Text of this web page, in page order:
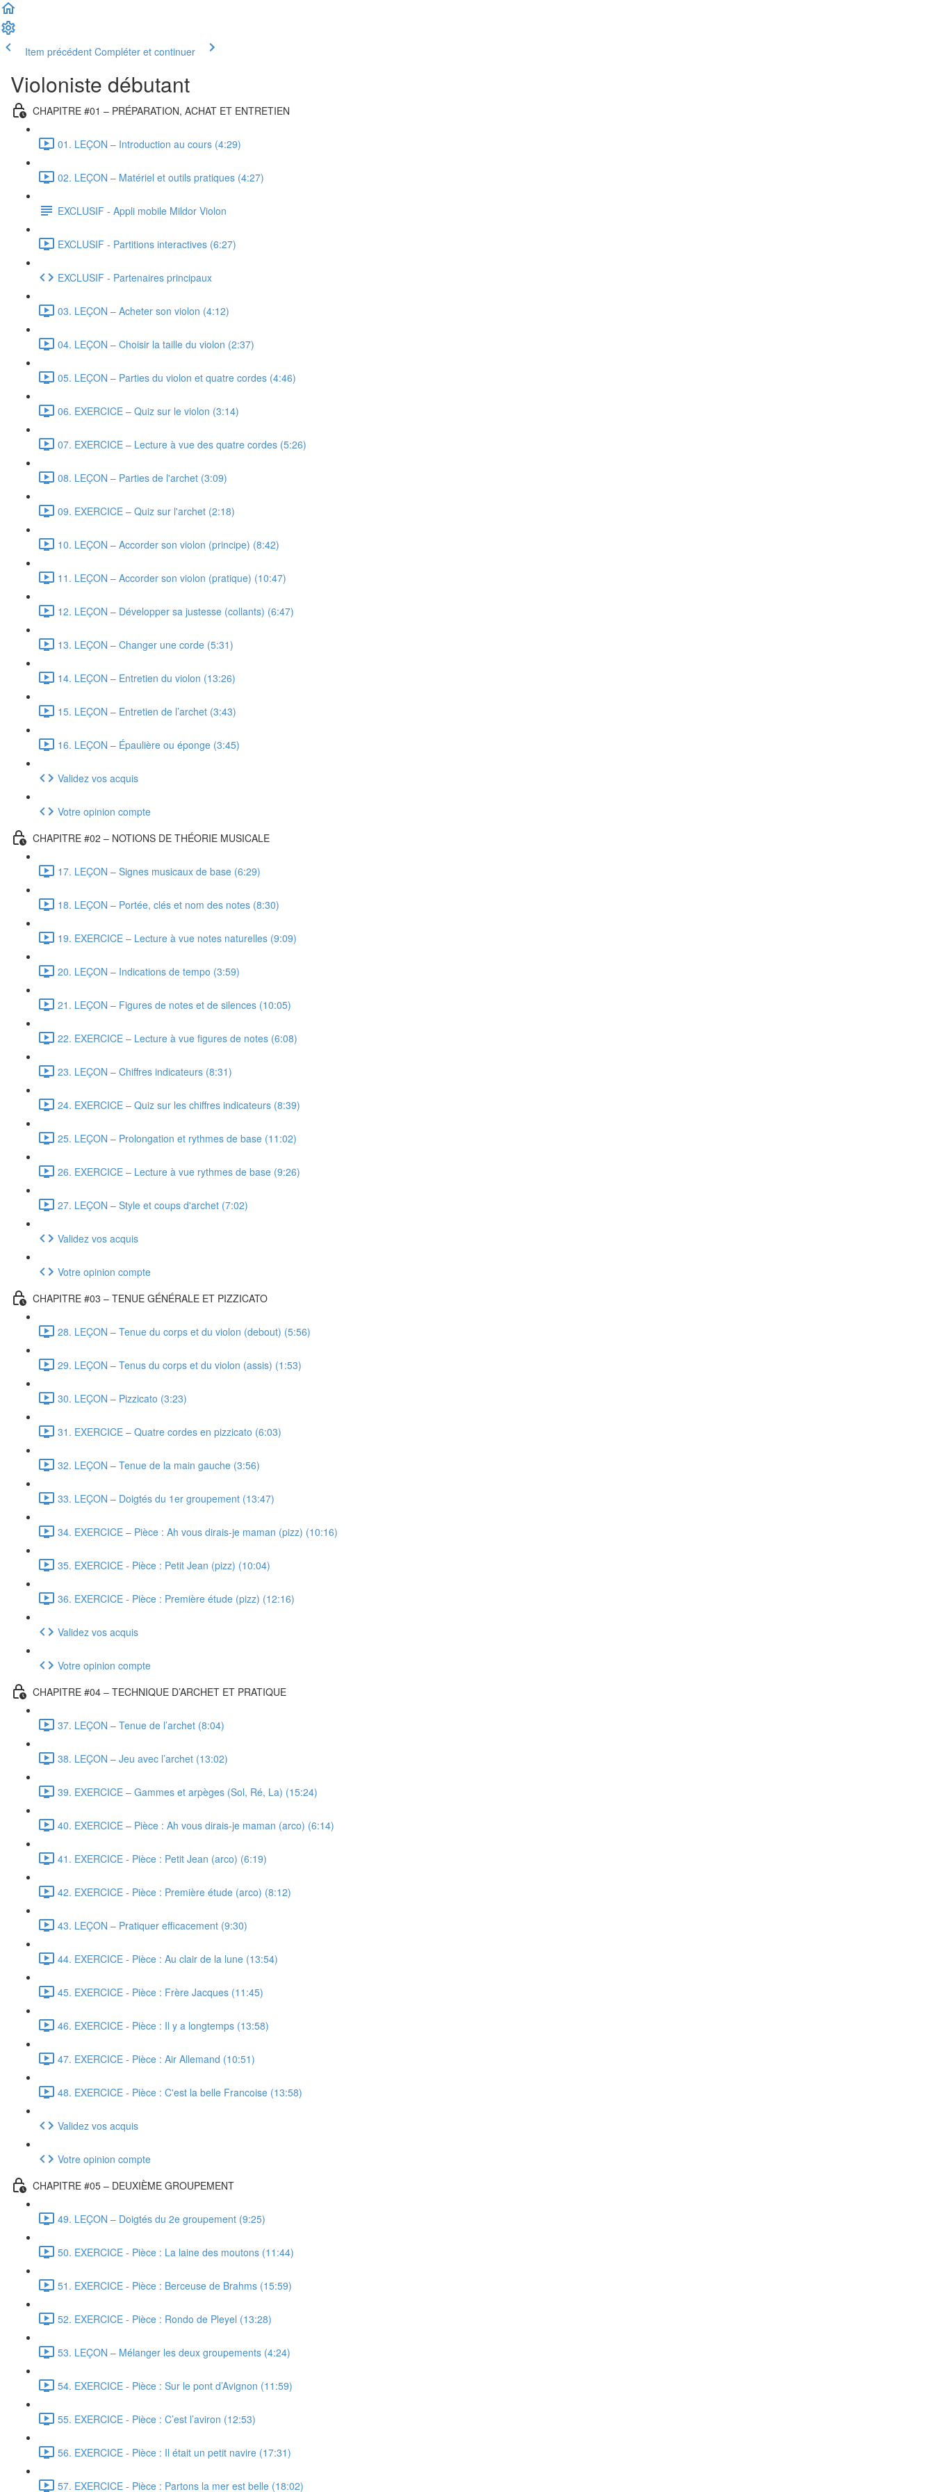
Item précédent Compléter et continuer
Violoniste débutant
CHAPITRE #01 – PRÉPARATION, ACHAT ET ENTRETIEN
01. LEÇON – Introduction au cours (4:29)
02. LEÇON – Matériel et outils pratiques (4:27)
EXCLUSIF - Appli mobile Mildor Violon
EXCLUSIF - Partitions interactives (6:27)
EXCLUSIF - Partenaires principaux
03. LEÇON – Acheter son violon (4:12)
04. LEÇON – Choisir la taille du violon (2:37)
05. LEÇON – Parties du violon et quatre cordes (4:46)
06. EXERCICE – Quiz sur le violon (3:14)
07. EXERCICE – Lecture à vue des quatre cordes (5:26)
08. LEÇON – Parties de l'archet (3:09)
09. EXERCICE – Quiz sur l'archet (2:18)
10. LEÇON – Accorder son violon (principe) (8:42)
11. LEÇON – Accorder son violon (pratique) (10:47)
12. LEÇON – Développer sa justesse (collants) (6:47)
13. LEÇON – Changer une corde (5:31)
14. LEÇON – Entretien du violon (13:26)
15. LEÇON – Entretien de l’archet (3:43)
16. LEÇON – Épaulière ou éponge (3:45)
Validez vos acquis
Votre opinion compte
CHAPITRE #02 – NOTIONS DE THÉORIE MUSICALE
17. LEÇON – Signes musicaux de base (6:29)
18. LEÇON – Portée, clés et nom des notes (8:30)
19. EXERCICE – Lecture à vue notes naturelles (9:09)
20. LEÇON – Indications de tempo (3:59)
21. LEÇON – Figures de notes et de silences (10:05)
22. EXERCICE – Lecture à vue figures de notes (6:08)
23. LEÇON – Chiffres indicateurs (8:31)
24. EXERCICE – Quiz sur les chiffres indicateurs (8:39)
25. LEÇON – Prolongation et rythmes de base (11:02)
26. EXERCICE – Lecture à vue rythmes de base (9:26)
27. LEÇON – Style et coups d'archet (7:02)
Validez vos acquis
Votre opinion compte
CHAPITRE #03 – TENUE GÉNÉRALE ET PIZZICATO
28. LEÇON – Tenue du corps et du violon (debout) (5:56)
29. LEÇON – Tenus du corps et du violon (assis) (1:53)
30. LEÇON – Pizzicato (3:23)
31. EXERCICE – Quatre cordes en pizzicato (6:03)
32. LEÇON – Tenue de la main gauche (3:56)
33. LEÇON – Doigtés du 1er groupement (13:47)
34. EXERCICE – Pièce : Ah vous dirais-je maman (pizz) (10:16)
35. EXERCICE - Pièce : Petit Jean (pizz) (10:04)
36. EXERCICE - Pièce : Première étude (pizz) (12:16)
Validez vos acquis
Votre opinion compte
CHAPITRE #04 – TECHNIQUE D’ARCHET ET PRATIQUE
37. LEÇON – Tenue de l’archet (8:04)
38. LEÇON – Jeu avec l’archet (13:02)
39. EXERCICE – Gammes et arpèges (Sol, Ré, La) (15:24)
40. EXERCICE – Pièce : Ah vous dirais-je maman (arco) (6:14)
41. EXERCICE - Pièce : Petit Jean (arco) (6:19)
42. EXERCICE - Pièce : Première étude (arco) (8:12)
43. LEÇON – Pratiquer efficacement (9:30)
44. EXERCICE - Pièce : Au clair de la lune (13:54)
45. EXERCICE - Pièce : Frère Jacques (11:45)
46. EXERCICE - Pièce : Il y a longtemps (13:58)
47. EXERCICE - Pièce : Air Allemand (10:51)
48. EXERCICE - Pièce : C'est la belle Francoise (13:58)
Validez vos acquis
Votre opinion compte
CHAPITRE #05 – DEUXIÈME GROUPEMENT
49. LEÇON – Doigtés du 2e groupement (9:25)
50. EXERCICE - Pièce : La laine des moutons (11:44)
51. EXERCICE - Pièce : Berceuse de Brahms (15:59)
52. EXERCICE - Pièce : Rondo de Pleyel (13:28)
53. LEÇON – Mélanger les deux groupements (4:24)
54. EXERCICE - Pièce : Sur le pont d’Avignon (11:59)
55. EXERCICE - Pièce : C’est l’aviron (12:53)
56. EXERCICE - Pièce : Il était un petit navire (17:31)
57. EXERCICE - Pièce : Partons la mer est belle (18:02)